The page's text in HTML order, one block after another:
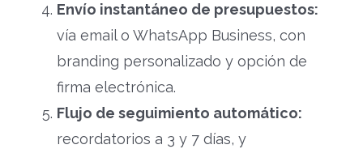
Envío instantáneo de presupuestos:
vía email o WhatsApp Business, con
branding personalizado y opción de
firma electrónica.
Flujo de seguimiento automático:
recordatorios a 3 y 7 días, y